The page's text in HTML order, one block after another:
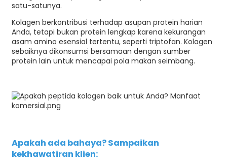
satu-satunya.
Kolagen berkontribusi terhadap asupan protein harian
Anda, tetapi bukan protein lengkap karena kekurangan
asam amino esensial tertentu, seperti triptofan. Kolagen
sebaiknya dikonsumsi bersamaan dengan sumber
protein lain untuk mencapai pola makan seimbang.
Apakah ada bahaya? Sampaikan
kekhawatiran klien: